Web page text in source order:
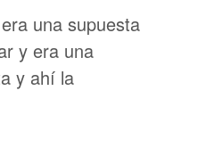
una supuesta
y era una
y ahí la